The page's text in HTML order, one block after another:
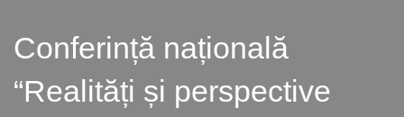
Conferință națională
“Realități și perspective